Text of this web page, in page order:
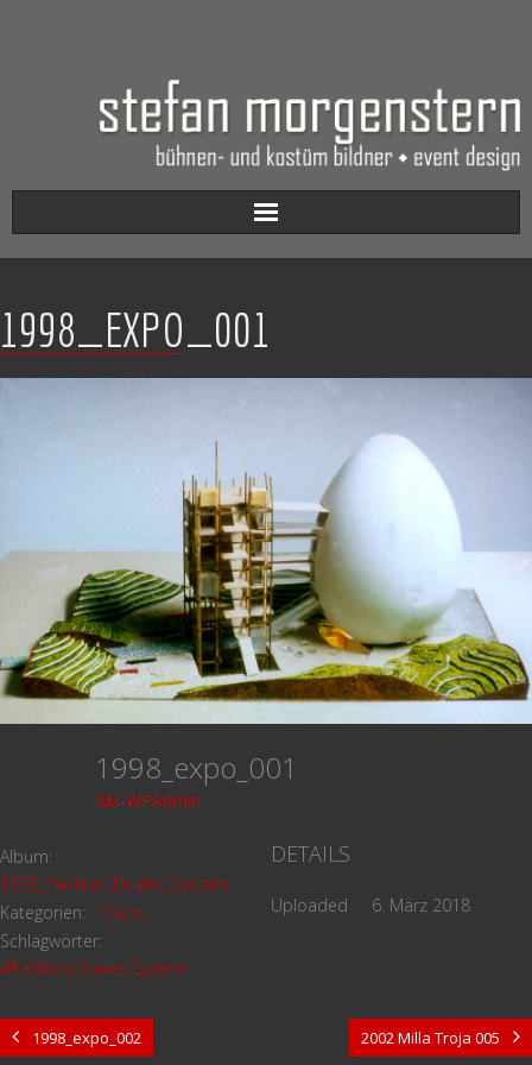
Aktuell
Werkverzeichnis
Biografie
1998_EXPO_001
1998_expo_001
SM-WPAdmin
Album:
1998_Pavillion_Duales_System
Kategorien:
Event
Schlagwörter:
#Pavillion Duales System
DETAILS
Uploaded 6. März 2018
1998_expo_002 2002 Milla Troja 005